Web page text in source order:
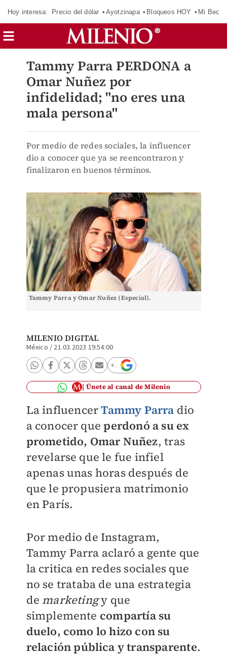
Hoy interesa: Precio del dólar Ayotzinapa Bloqueos HOY Mi Beca
Tammy Parra PERDONA a
Omar Nuñez por
infidelidad; "no eres una
mala persona"
Por medio de redes sociales, la influencer
dio a conocer que ya se reencontraron y
finalizaron en buenos términos.
Tammy Parra y Omar Nuñez (Especial).
MILENIO DIGITAL
México / 21.03.2023 19:54:00
Únete al canal de Milenio
La influencerTammy Parra dio
a conocer queperdonó a su ex
prometido, Omar Nuñez, tras
revelarse que le fue infiel
apenas unas horas después de
que le propusiera matrimonio
en París.
Por medio de Instagram,
Tammy Parra aclaró a gente que
la critica en redes sociales que
no se trataba de una estrategia
de marketingy que
simplemente compartía su
duelo, como lo hizo con su
relación pública y transparente.